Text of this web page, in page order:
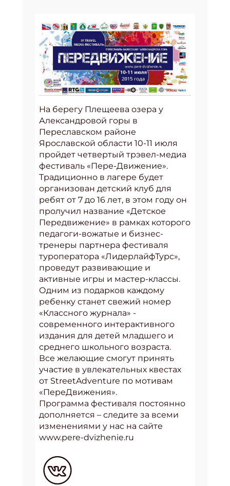
На берегу Плещеева озера у
Александровой горы в
Переславском районе
Ярославской области 10-11 июля
пройдет четвертый трэвел-медиа
фестиваль «Пере-Движение».
Традиционно в лагере будет
организован детский клуб для
ребят от 7 до 16 лет, в этом году он
пролучил название «Детское
Передвижение» в рамках которого
педагоги-вожатые и бизнес-
тренеры партнера фестиваля
туроператора «ЛидерлайфТурс»,
проведут развивающие и
активные игры и мастер-классы.
Одним из подарков каждому
ребенку станет свежий номер
«Классного журнала» -
современного интерактивного
издания для детей младшего и
среднего школьного возраста.
Все желающие смогут принять
участие в увлекательных квестах
от StreetAdventure по мотивам
«ПереДвижения».
Программа фестиваля постоянно
дополняется – следите за всеми
изменениями у нас на сайте
www.pere-dvizhenie.ru